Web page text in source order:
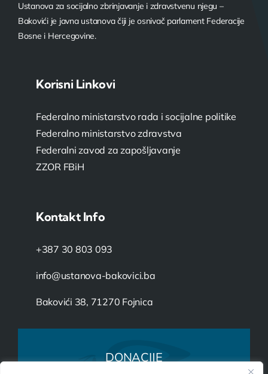
Ustanova za socijalno zbrinjavanje i zdravstvenu njegu –
Bakovići je javna ustanova čiji je osnivač parlament Federacije
Bosne i Hercegovine.
Korisni Linkovi
Federalno ministarstvo rada i socijalne politike
Federalno ministarstvo zdravstva
Federalni zavod za zapošljavanje
ZZOR FBiH
Kontakt Info
+387 30 803 093
info@ustanova-bakovici.ba
Bakovići 38, 71270 Fojnica
DONACIJE